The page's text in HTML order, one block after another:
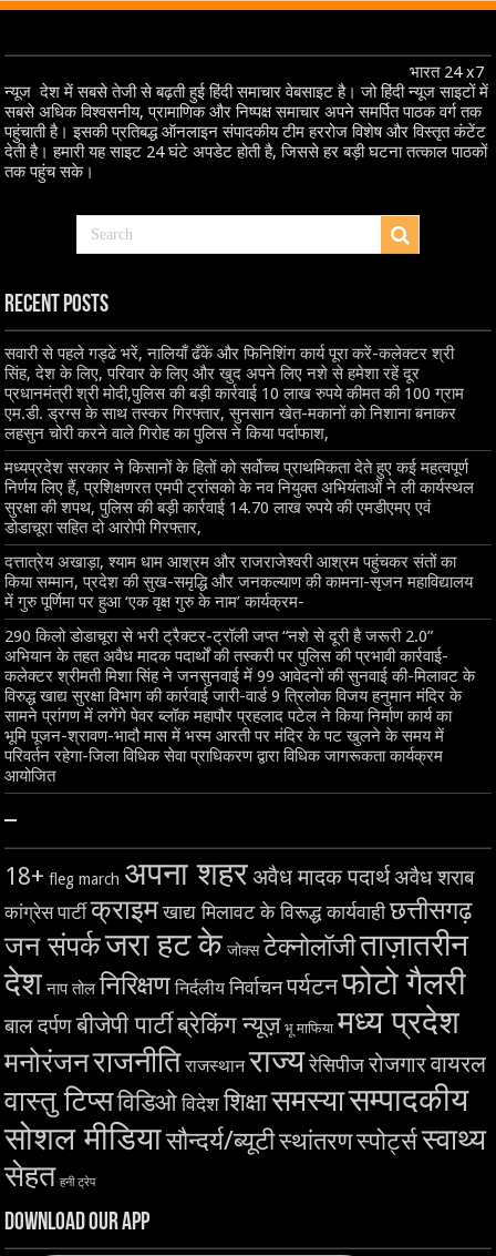
भारत 24 x7
न्यूज देश में सबसे तेजी से बढ़ती हुई हिंदी समाचार वेबसाइट है। जो हिंदी न्यूज साइटों में
सबसे अधिक विश्वसनीय, प्रामाणिक और निष्पक्ष समाचार अपने समर्पित पाठक वर्ग तक
पहुंचाती है। इसकी प्रतिबद्ध ऑनलाइन संपादकीय टीम हररोज विशेष और विस्तृत कंटेंट
देती है। हमारी यह साइट 24 घंटे अपडेट होती है, जिससे हर बड़ी घटना तत्काल पाठकों
तक पहुंच सके।
Recent Posts
सवारी से पहले गड्ढे भरें, नालियाँ ढँकें और फिनिशिंग कार्य पूरा करें-कलेक्टर श्री
सिंह, देश के लिए, परिवार के लिए और खुद अपने लिए नशे से हमेशा रहें दूर
प्रधानमंत्री श्री मोदी,पुलिस की बड़ी कार्रवाई 10 लाख रुपये कीमत की 100 ग्राम
एम.डी. ड्रग्स के साथ तस्कर गिरफ्तार, सुनसान खेत-मकानों को निशाना बनाकर
लहसुन चोरी करने वाले गिरोह का पुलिस ने किया पर्दाफाश,
मध्यप्रदेश सरकार ने किसानों के हितों को सर्वोच्च प्राथमिकता देते हुए कई महत्वपूर्ण
निर्णय लिए हैं, प्रशिक्षणरत एमपी ट्रांसको के नव नियुक्त अभियंताओं ने ली कार्यस्थल
सुरक्षा की शपथ, पुलिस की बड़ी कार्रवाई 14.70 लाख रुपये की एमडीएमए एवं
डोडाचूरा सहित दो आरोपी गिरफ्तार,
दत्तात्रेय अखाड़ा, श्याम धाम आश्रम और राजराजेश्वरी आश्रम पहुंचकर संतों का
किया सम्मान, प्रदेश की सुख-समृद्धि और जनकल्याण की कामना-सृजन महाविद्यालय
में गुरु पूर्णिमा पर हुआ ‘एक वृक्ष गुरु के नाम’ कार्यक्रम-
290 किलो डोडाचूरा से भरी ट्रैक्टर-ट्रॉली जप्त “नशे से दूरी है जरूरी 2.0”
अभियान के तहत अवैध मादक पदार्थों की तस्करी पर पुलिस की प्रभावी कार्रवाई-
कलेक्टर श्रीमती मिशा सिंह ने जनसुनवाई में 99 आवेदनों की सुनवाई की-मिलावट के
विरुद्ध खाद्य सुरक्षा विभाग की कार्रवाई जारी-वार्ड 9 त्रिलोक विजय हनुमान मंदिर के
सामने प्रांगण में लगेंगे पेवर ब्लॉक महापौर प्रहलाद पटेल ने किया निर्माण कार्य का
भूमि पूजन-श्रावण-भादौ मास में भस्म आरती पर मंदिर के पट खुलने के समय में
परिवर्तन रहेगा-जिला विधिक सेवा प्राधिकरण द्वारा विधिक जागरूकता कार्यक्रम
आयोजित
–
18+ fleg march अपना शहरअवैध मादक पदार्थअवैध शराब
कांग्रेस पार्टी क्राइमखाद्य मिलावट के विरूद्ध कार्यवाहीछत्तीसगढ़
जन संपर्कजरा हट के जोक्स टेक्नोलॉजीताज़ातरीन
देश नाप तोल निरिक्षण निर्दलीय निर्वाचनपर्यटनफोटो गैलरी
बाल दर्पणबीजेपी पार्टीब्रेकिंग न्यूज़ भू माफिया मध्य प्रदेश
मनोरंजनराजनीति राजस्थान राज्यरेसिपीज रोजगारवायरल
वास्तु टिप्सविडिओ विदेश शिक्षासमस्यासम्पादकीय
सोशल मीडियासौन्दर्य/ब्यूटीस्थांतरणस्पोर्ट्सस्वाथ्य
सेहत हनी ट्रेप
Download Our App